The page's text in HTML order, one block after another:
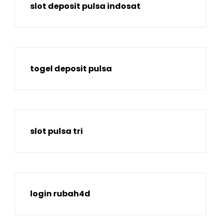
slot deposit pulsa indosat
togel deposit pulsa
slot pulsa tri
login rubah4d